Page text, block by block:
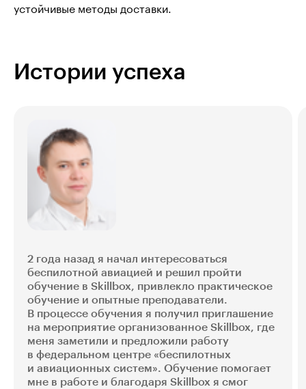
устойчивые методы доставки.
Истории успеха
2 года назад я начал интересоваться
беспилотной авиацией и решил пройти
обучение в Skillbox, привлекло практическое
обучение и опытные преподаватели.
В процессе обучения я получил приглашение
на мероприятие организованное Skillbox, где
меня заметили и предложили работу
в федеральном центре «беспилотных
и авиационных систем». Обучение помогает
мне в работе и благодаря Skillbox я смог